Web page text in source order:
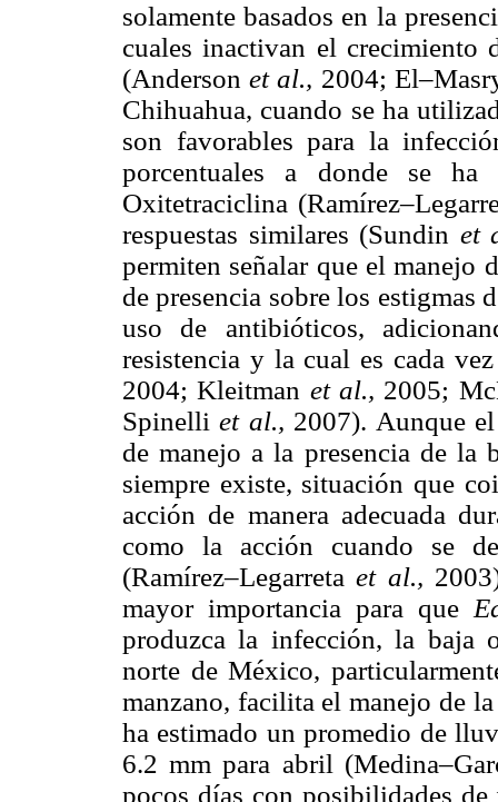
solamente basados en la
cuales inactivan el crecimiento
(Andersonet al., 2004;
Chihuahua, cuando se ha
son favorables para la
porcentuales a donde se
Oxitetraciclina
respuestas similares (Sundin et
permiten señalar que el manejo
de presencia sobre los estigmas
uso de antibióticos,
resistencia y la cual es cada
2004; Kleitman et al., 2005;
Spinelliet al., 2007). Aunque
de manejo a la presencia de la
siempre existe, situación que
acción de manera adecuada
como la acción cuando se
(Ramírez–Legarretaet al.,
mayor importancia para que
produzca la infección, la baja
norte de México,
manzano, facilita el manejo de
ha estimado un promedio de
6.2 mm para abril
pocos días con posibilidades